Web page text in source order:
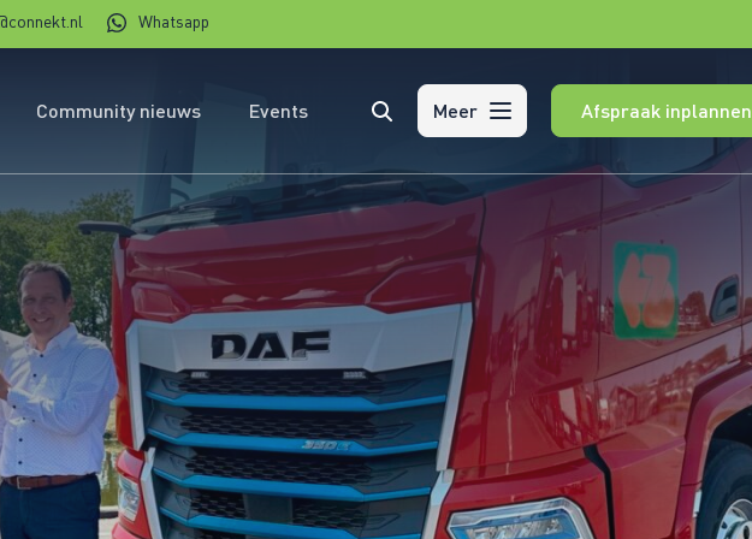
Whatsapp
Community nieuws EventsZoeken Meer Afspraak inplannen